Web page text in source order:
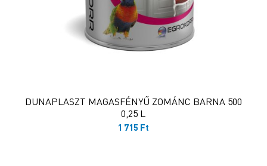
DUNAPLASZT MAGASFÉNYŰ ZOMÁNC BARNA 500
0,25 L
1 715 Ft